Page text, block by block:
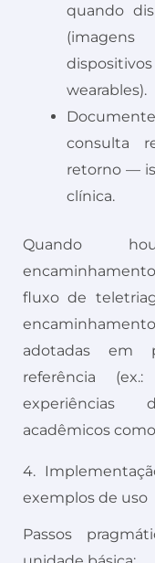
quando
wearables).
consulta
retorno —
clínica.
Quando
fluxo de
adotadas em
referência
experiências
acadêmicos
4.
exemplos de uso
Passos